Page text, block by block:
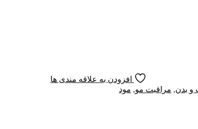
افزودن به علاقه مندی ها
بدن, مراقبت مو, مود